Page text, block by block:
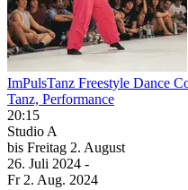
ImPulsTanz Freestyle Dance
Tanz, Performance
20:15
Studio A
bis Freitag 2. August
26. Juli 2024 -
Fr 2. Aug. 2024